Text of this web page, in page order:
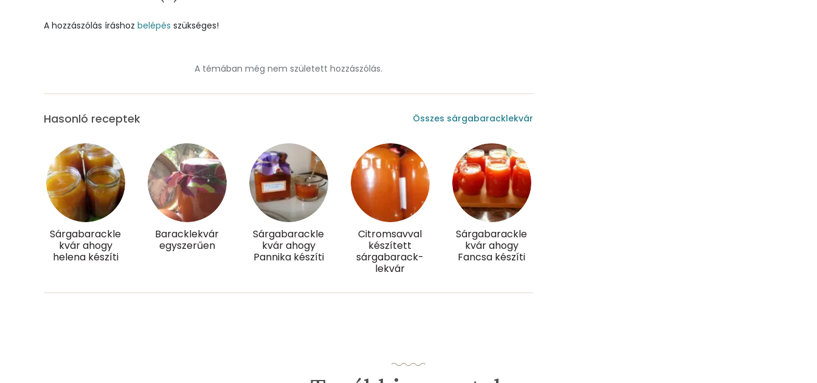
Élelmi rost
Víz
Összesen 268 g
Vitaminok
Összesen
0
A hozzászólás íráshoz belépés szükséges!
A témában még nem született hozzászólás.
Hasonló receptek Összes sárgabaracklekvár
Sárgabarackle
kvár ahogy
helena készíti
Baracklekvár
egyszerűen
Sárgabarackle
kvár ahogy
Pannika készíti
Citromsavval
készített
sárgabarack-
lekvár
Sárgabarackle
kvár ahogy
Fancsa készíti